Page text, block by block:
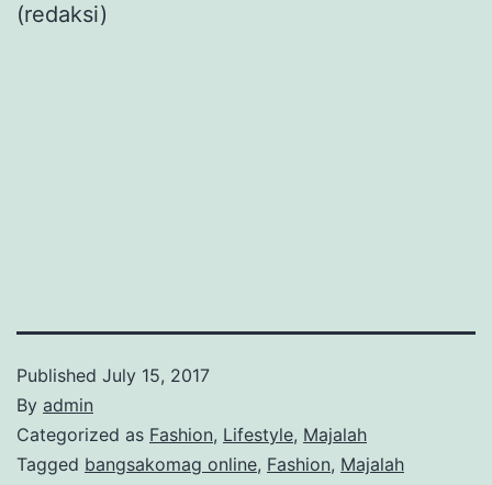
(redaksi)
Published July 15, 2017
By admin
Categorized as Fashion, Lifestyle, Majalah
Tagged bangsakomag online, Fashion, Majalah